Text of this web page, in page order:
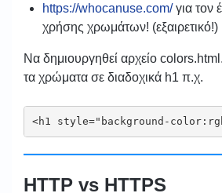
https://whocanuse.com/για τον
χρήσης χρωμάτων! (εξαιρετικό!)
Να δημιουργηθεί αρχείο
τα χρώματα σε διαδοχικά h1 π.χ.
<h1 style="background-
HTTP vs HTTPS